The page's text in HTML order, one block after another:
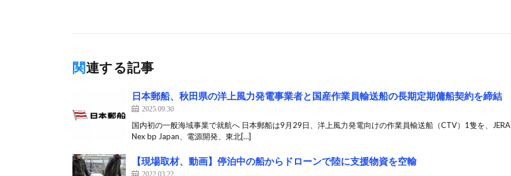
関連する記事
日本郵船、秋田県の洋上風力発電事業者と国産作業員輸送船の長期定期傭船契約を締結
2025.09.30
国内初の一般海域事業で就航へ 日本郵船は9月29日、洋上風力発電向けの作業員輸送船（CTV）1隻を、JERA
Nex bp Japan、電源開発、東北[…]
【現場取材、動画】停泊中の船からドローンで陸に支援物資を空輸
2022.03.22